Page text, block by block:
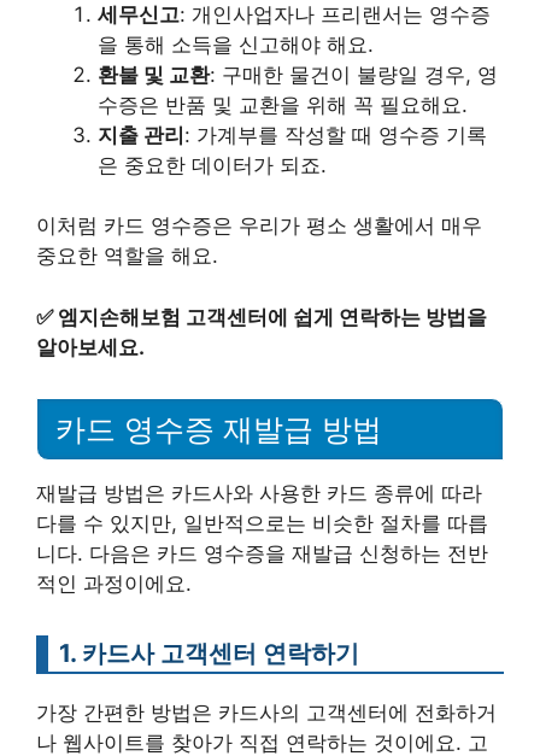
세무신고: 개인사업자나 프리랜서는 영수증
을 통해 소득을 신고해야 해요.
환불 및 교환: 구매한 물건이 불량일 경우, 영
수증은 반품 및 교환을 위해 꼭 필요해요.
지출 관리: 가계부를 작성할 때 영수증 기록
은 중요한 데이터가 되죠.
이처럼 카드 영수증은 우리가 평소 생활에서 매우
중요한 역할을 해요.
✅ 엠지손해보험 고객센터에 쉽게 연락하는 방법을
알아보세요.
카드 영수증 재발급 방법
재발급 방법은 카드사와 사용한 카드 종류에 따라
다를 수 있지만, 일반적으로는 비슷한 절차를 따릅
니다. 다음은 카드 영수증을 재발급 신청하는 전반
적인 과정이에요.
1. 카드사 고객센터 연락하기
가장 간편한 방법은 카드사의 고객센터에 전화하거
나 웹사이트를 찾아가 직접 연락하는 것이에요. 고